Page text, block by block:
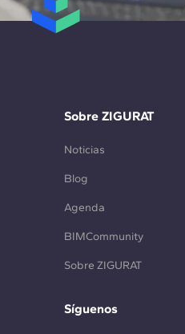
Sobre ZIGURAT
Noticias
Blog
Agenda
BIMCommunity
Sobre ZIGURAT
Síguenos